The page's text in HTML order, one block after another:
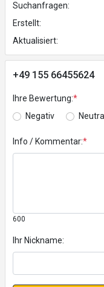
Suchanfragen:
Erstellt:
Aktualisiert:
+49 155 66455624
Ihre Bewertung:*
Negativ
Neutral
Info / Kommentar:*
600
Ihr Nickname: